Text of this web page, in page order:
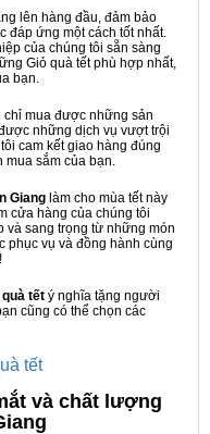
lên hàng đầu, đảm bảo
đáp ứng một cách tốt nhất.
của chúng tôi sẵn sàng
Giỏ quà tết phù hợp nhất,
bạn.
chỉ mua được những sản
những dịch vụ vượt trội
cam kết giao hàng đúng
mua sắm của bạn.
Giang làm cho mùa tết này
cửa hàng của chúng tôi
và sang trọng từ những món
phục vụ và đồng hành cùng
tết ý nghĩa tặng người
cũng có thể chọn các
tết
và chất lượng